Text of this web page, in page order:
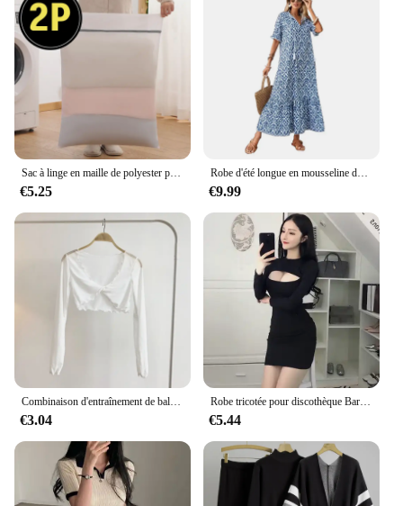
€5.25
Robe d'été longue en mousseline de soie pour femmes, col en V, manches courtes, motif Floral, fluide, ligne A, style Boho, volants, balançoire à plusieurs niveaux, robes de plage
€9.99
Combinaison d'entraînement de ballet de danse classique, corps torsadé avec un masque en maille sur le dessus, châle de danse à col en V court, couvrant la chair
€3.04
Robe tricotée pour discothèque Bar, vêtements de travail de Bar, manches longues, Slim, hanche portefeuille, moulante, coupe Vintage, Sexy, automne, corée
€5.44